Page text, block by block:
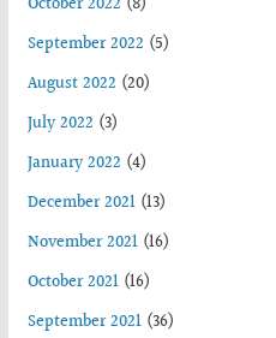
September 2022 (5)
August 2022 (20)
July 2022 (3)
January 2022 (4)
December 2021(13)
November 2021(16)
October 2021(16)
September 2021(36)